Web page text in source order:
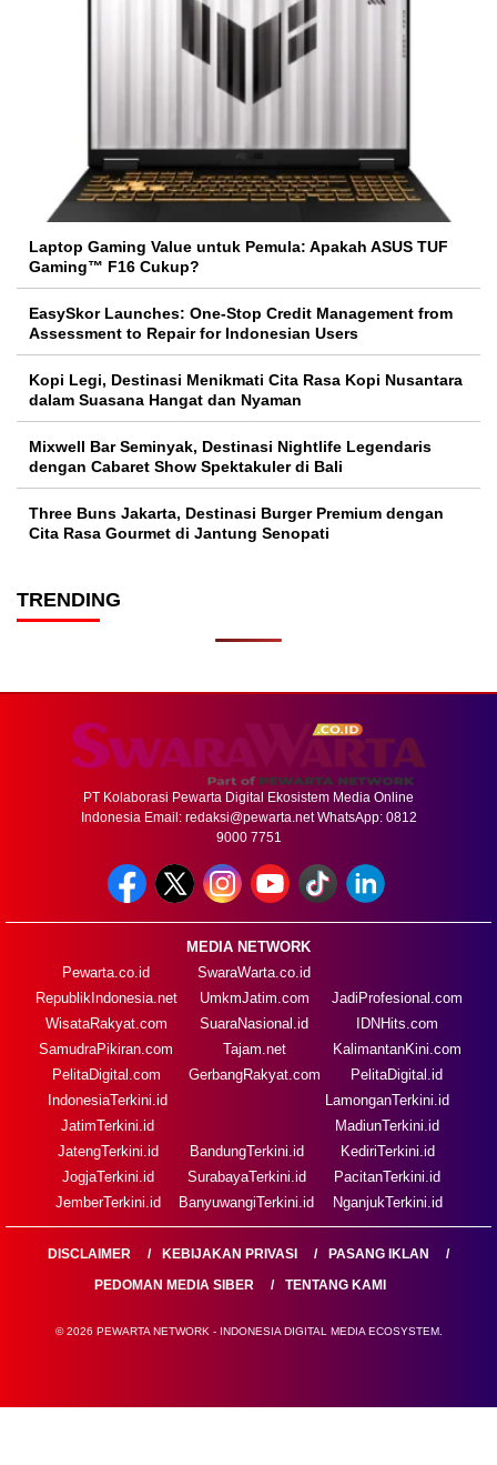
Laptop Gaming Value untuk Pemula: Apakah ASUS TUF
Gaming™ F16 Cukup?
EasySkor Launches: One-Stop Credit Management from
Assessment to Repair for Indonesian Users
Kopi Legi, Destinasi Menikmati Cita Rasa Kopi Nusantara
dalam Suasana Hangat dan Nyaman
Mixwell Bar Seminyak, Destinasi Nightlife Legendaris
dengan Cabaret Show Spektakuler di Bali
Three Buns Jakarta, Destinasi Burger Premium dengan
Cita Rasa Gourmet di Jantung Senopati
TRENDING
PT Kolaborasi Pewarta Digital Ekosistem Media Online
Indonesia Email: redaksi@pewarta.netWhatsApp: 0812
9000 7751
MEDIA NETWORK
Pewarta.co.id
RepublikIndonesia.net
WisataRakyat.com
SamudraPikiran.com
PelitaDigital.com
SwaraWarta.co.id
UmkmJatim.com
SuaraNasional.id
Tajam.net
GerbangRakyat.com
JadiProfesional.com
IDNHits.com
KalimantanKini.com
PelitaDigital.id
IndonesiaTerkini.id
JatimTerkini.id
JatengTerkini.id
JogjaTerkini.id
JemberTerkini.id
BandungTerkini.id
SurabayaTerkini.id
BanyuwangiTerkini.id
LamonganTerkini.id
MadiunTerkini.id
KediriTerkini.id
PacitanTerkini.id
NganjukTerkini.id
DISCLAIMER KEBIJAKAN PRIVASI
PASANG IKLAN
PEDOMAN MEDIA SIBER
TENTANG KAMI
© 2026 PEWARTA NETWORK - INDONESIA DIGITAL MEDIA ECOSYSTEM.